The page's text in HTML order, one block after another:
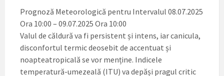
Prognoză Meteorologică pentru Intervalul 08.07.2025
Ora 10:00 – 09.07.2025 Ora 10:00
Valul de căldură va fi persistent și intens, iar canicula,
disconfortul termic deosebit de accentuat și
noapteatropicală se vor menține. Indicele
temperatură-umezeală (ITU) va depăși pragul critic